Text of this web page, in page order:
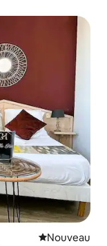
Nouvel
Nouveau